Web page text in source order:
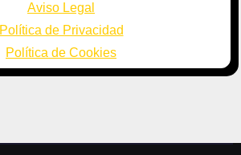
Aviso Legal
Política de Privacidad
Política de Cookies